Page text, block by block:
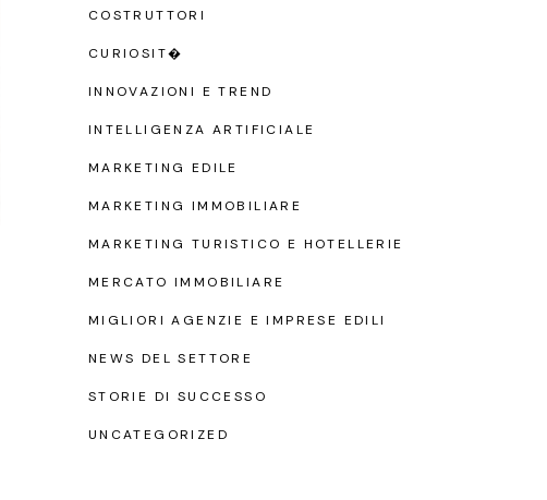
COSTRUTTORI
CURIOSIT�
INNOVAZIONI E TREND
INTELLIGENZA ARTIFICIALE
MARKETING EDILE
MARKETING IMMOBILIARE
MARKETING TURISTICO E HOTELLERIE
MERCATO IMMOBILIARE
MIGLIORI AGENZIE E IMPRESE EDILI
NEWS DEL SETTORE
STORIE DI SUCCESSO
UNCATEGORIZED